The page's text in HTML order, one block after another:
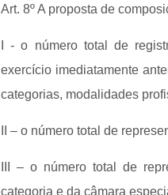
Art. 8º A proposta de
I - o número total de
exercício imediatamente
categorias, modalidades
II – o número total de
III – o número total de
categoria e da câmara